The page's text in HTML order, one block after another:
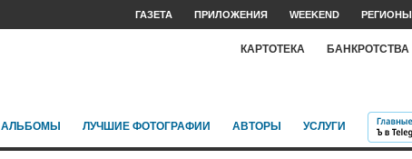
ГАЗЕТА ПРИЛОЖЕНИЯ WEEKEND РЕГИОНЫ
КАРТОТЕКА БАНКРОТСТВА
АЛЬБОМЫ ЛУЧШИЕ ФОТОГРАФИИ АВТОРЫ УСЛУГИ